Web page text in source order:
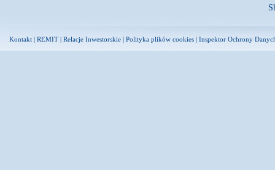
Kontakt | REMIT | Relacje Inwestorskie | Polityka plików cookies | Inspektor Ochrony